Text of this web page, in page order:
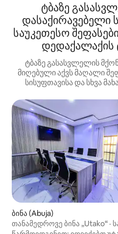
ტბაზე
დასაქირავებელი
საუკეთესო
ტბაზე გასასვლელის
მიღებული აქვს მაღალი
სისუფთავისა და სხვა
ბინა (Abuja)
თანამედროვე ბინა „Utako“ ·